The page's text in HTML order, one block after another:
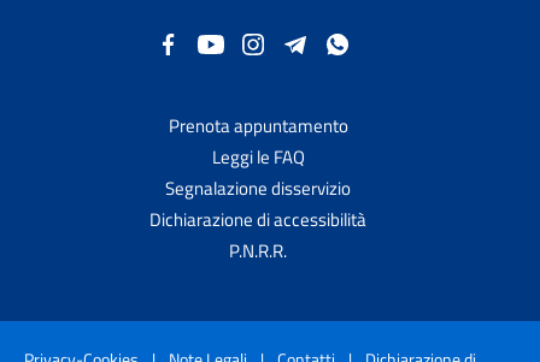
Prenota appuntamento
Leggi le FAQ
Segnalazione disservizio
Dichiarazione di accessibilità
P.N.R.R.